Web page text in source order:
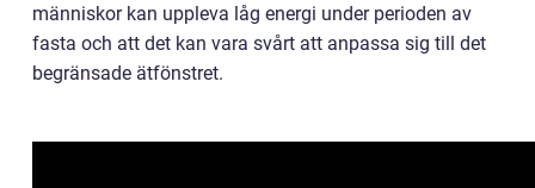
människor kan uppleva låg energi under perioden av
fasta och att det kan vara svårt att anpassa sig till det
begränsade ätfönstret.